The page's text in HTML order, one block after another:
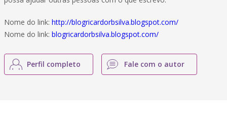
Nome do link: http://blogricardorbsilva.blogspot.com/
Nome do link: blogricardorbsilva.blogspot.com/
Perfil completo Fale com o autor